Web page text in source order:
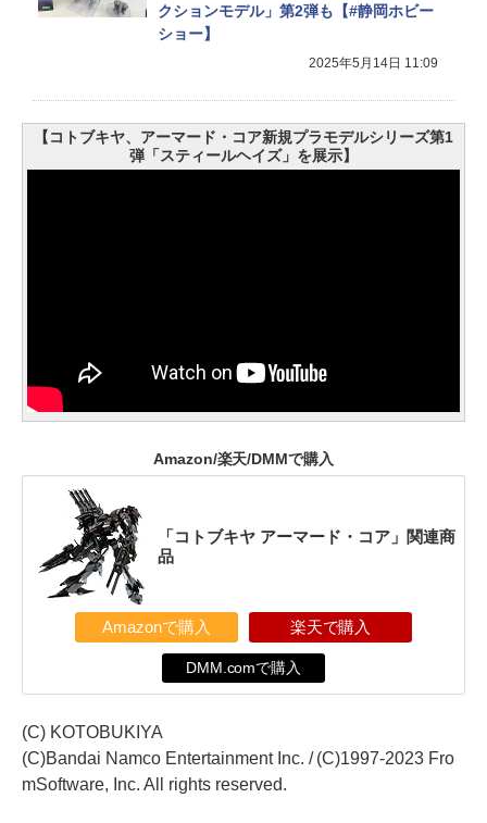
クションモデル」第2弾も【#静岡ホビー
ショー】
2025年5月14日 11:09
【コトブキヤ、アーマード・コア新規プラモデルシリーズ第1
弾「スティールヘイズ」を展示】
Amazon/楽天/DMMで購入
「コトブキヤ アーマード・コア」関連商
品
Amazonで購入 楽天で購入
DMM.comで購入
(C) KOTOBUKIYA
(C)Bandai Namco Entertainment Inc. / (C)1997-2023 Fro
mSoftware, Inc. All rights reserved.